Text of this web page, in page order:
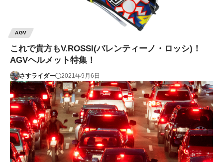
AGV
これで貴方もV.ROSSI(バレンティーノ・ロッシ)！
AGVヘルメット特集！
さすライダー 2021年9月6日